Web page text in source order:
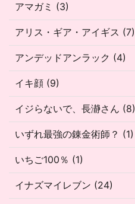
アマガミ (3)
アリス・ギア・アイギス (7)
アンデッドアンラック (4)
イキ顔 (9)
イジらないで、長瀞さん (8)
いずれ最強の錬金術師？ (1)
いちご100％ (1)
イナズマイレブン (24)